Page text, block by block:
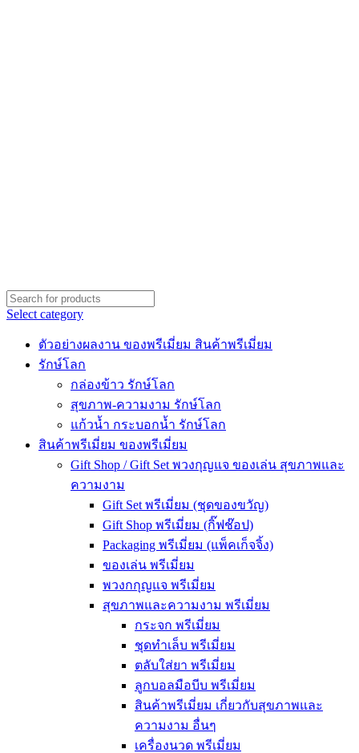
Select category
ตัวอย่างผลงาน ของพรีเมี่ยม สินค้าพรีเมี่ยม
รักษ์โลก
กล่องข้าว รักษ์โลก
สุขภาพ-ความงาม รักษ์โลก
แก้วน้ำ กระบอกน้ำ รักษ์โลก
สินค้าพรีเมี่ยม ของพรีเมี่ยม
Gift Shop / Gift Set พวงกุญแจ ของเล่น สุขภาพและ
ความงาม
Gift Set พรีเมี่ยม (ชุดของขวัญ)
Gift Shop พรีเมี่ยม (กิ๊ฟช๊อป)
Packaging พรีเมี่ยม (แพ็คเก็จจิ้ง)
ของเล่น พรีเมี่ยม
พวงกกุญแจ พรีเมี่ยม
สุขภาพและความงาม พรีเมี่ยม
กระจก พรีเมี่ยม
ชุดทำเล็บ พรีเมี่ยม
ตลับใส่ยา พรีเมี่ยม
ลูกบอลมือบีบ พรีเมี่ยม
สินค้าพรีเมี่ยม เกี่ยวกับสุขภาพและ
ความงาม อื่นๆ
เครื่องนวด พรีเมี่ยม